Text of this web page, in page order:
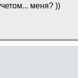
меня? ))